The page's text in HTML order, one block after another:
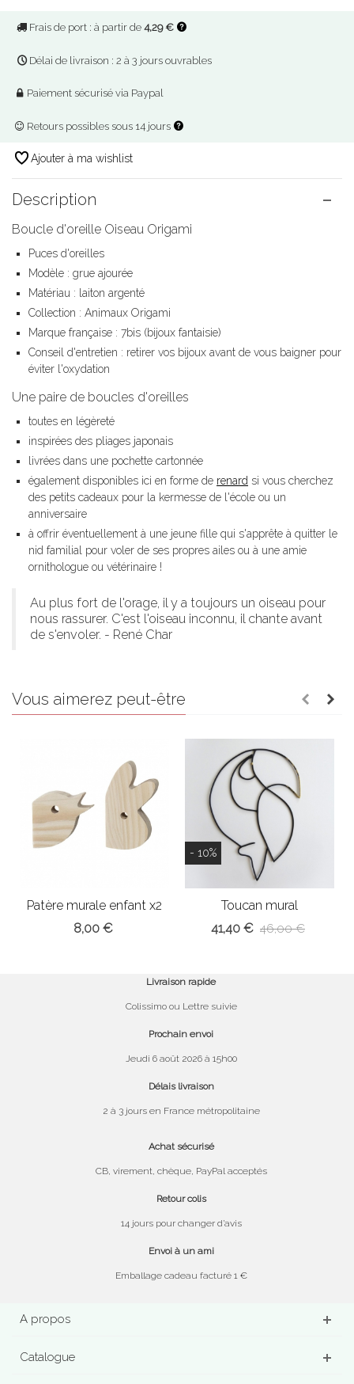
Frais de port : à partir de 4,29 €
Délai de livraison : 2 à 3 jours ouvrables
Paiement sécurisé via Paypal
Retours possibles sous 14 jours
Ajouter à ma wishlist
Description
Boucle d'oreille Oiseau Origami
Puces d'oreilles
Modèle : grue ajourée
Matériau : laiton argenté
Collection : Animaux Origami
Marque française : 7bis (bijoux fantaisie)
Conseil d'entretien : retirer vos bijoux avant de vous baigner pour
éviter l'oxydation
Une paire de boucles d'oreilles
toutes en légèreté
inspirées des pliages japonais
livrées dans une pochette cartonnée
également disponibles ici en forme de renard si vous cherchez
des petits cadeaux pour la kermesse de l'école ou un
anniversaire
à offrir éventuellement à une jeune fille qui s'apprête à quitter le
nid familial pour voler de ses propres ailes ou à une amie
ornithologue ou vétérinaire !
Au plus fort de l'orage, il y a toujours un oiseau pour
nous rassurer. C'est l'oiseau inconnu, il chante avant
de s'envoler. - René Char
Vous aimerez peut-être
Patère murale enfant x2
8,00 €
- 10%
Toucan mural
41,40 € 46,00 €
Livraison rapide
Colissimo ou Lettre suivie
Prochain envoi
Jeudi 6 août 2026 à 15h00
Délais livraison
2 à 3 jours en France métropolitaine
Achat sécurisé
CB, virement, chèque, PayPal acceptés
Retour colis
14 jours pour changer d’avis
Envoi à un ami
Emballage cadeau facturé 1 €
A propos
Catalogue